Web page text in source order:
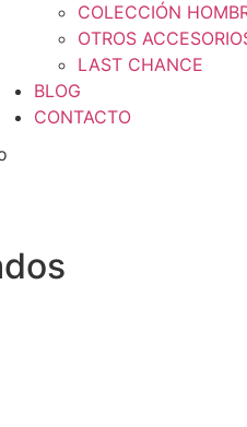
COLECCIÓN
OTROS
LAST CHANCE
BLOG
CONTACTO